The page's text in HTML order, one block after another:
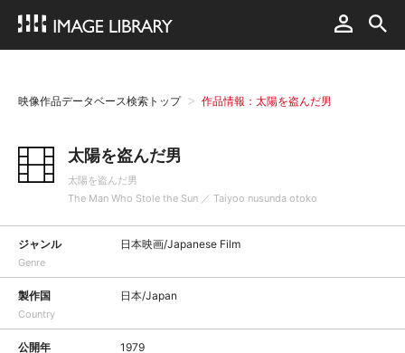
映像作品データベース検索トップ 作品情報：太陽を盗んだ男
太陽を盗んだ男
太陽を盗んだ男
The Man Who Stole the Sun ／ Taiyoo nusunda otoko
ジャンル
Genre
日本映画/Japanese Film
製作国
Country
日本/Japan
公開年 1979